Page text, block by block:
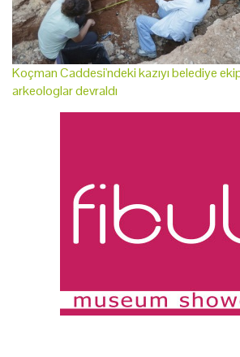
Koçman Caddesi'ndeki kazıyı belediye
arkeologlar devraldı